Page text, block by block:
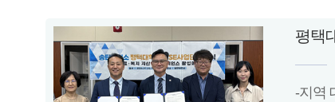
평택
-지역